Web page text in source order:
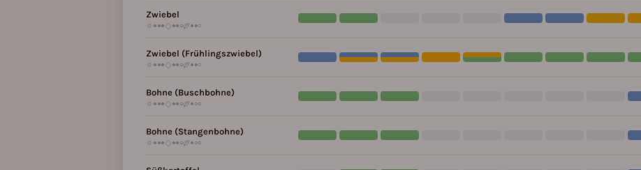
Zwiebel
●●● ●●○ ●●○
Zwiebel (Frühlingszwiebel)
●●● ●●○ ●●○
Bohne (Buschbohne)
●●● ●●○ ●○○
Bohne (Stangenbohne)
●●● ●●○ ●○○